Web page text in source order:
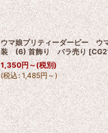
ウマ娘プリティーダービー
装 (6) 首飾り バラ売り [
1,350円～(税別)
(税込: 1,485円～)